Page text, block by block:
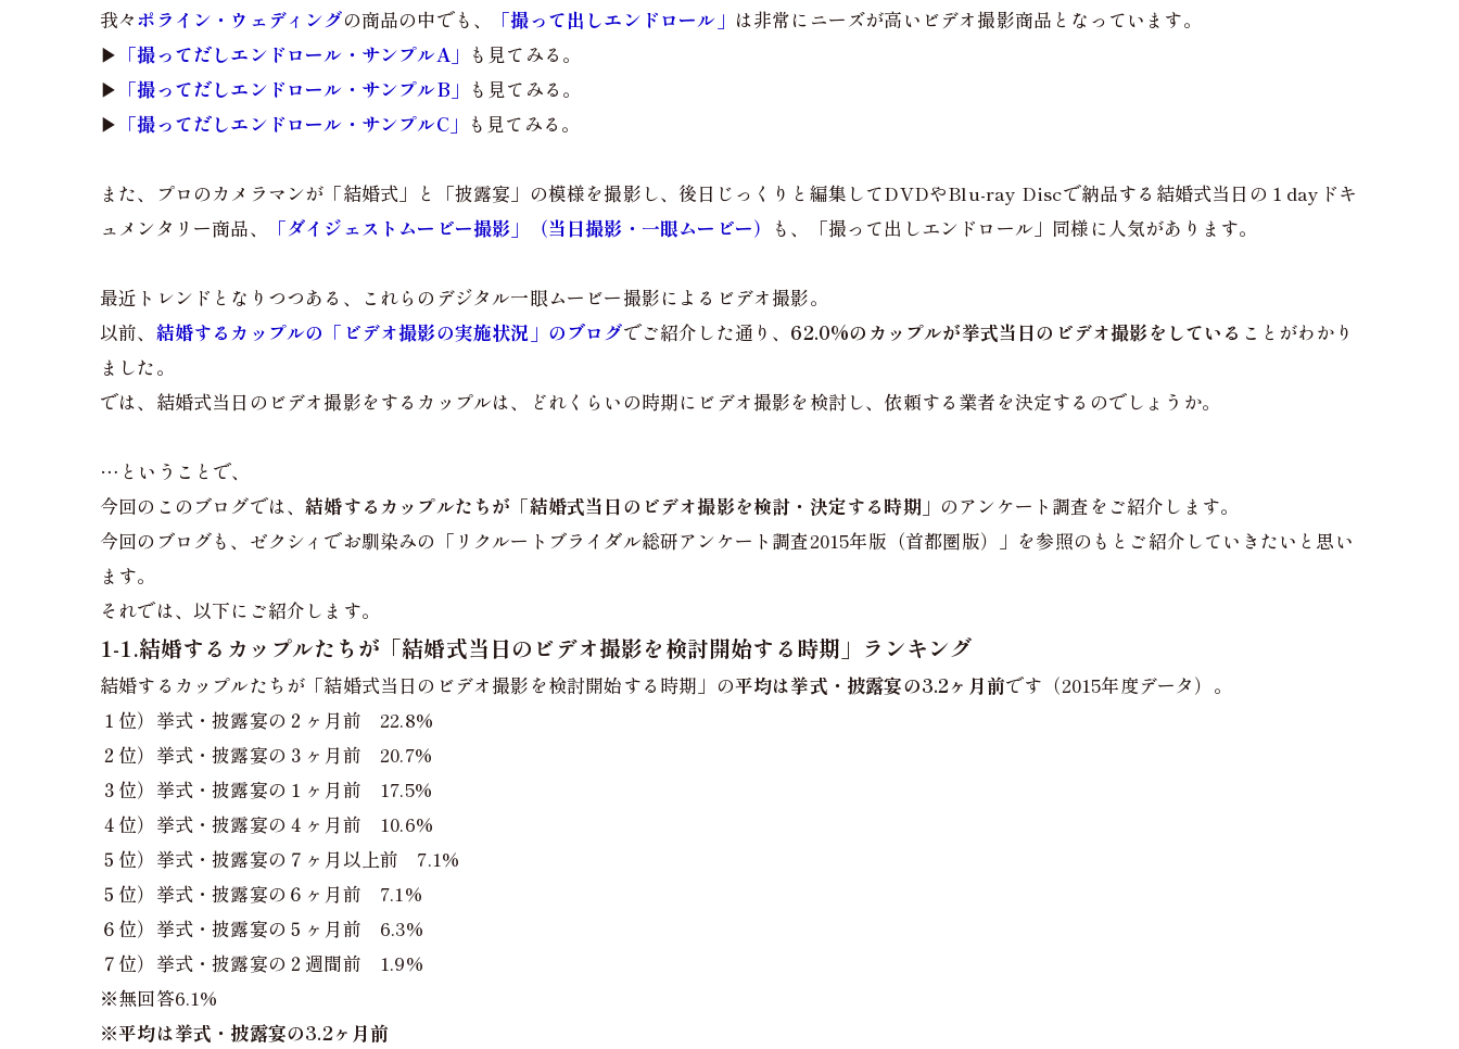
我々ポライン・ウェディングの商品の中でも、 「撮って出しエンドロール」 は非常にニーズが高いビデオ撮影商品となっています。
▶︎ 「撮ってだしエンドロール・サンプルA」 も見てみる。
▶︎ 「撮ってだしエンドロール・サンプルB」 も見てみる。
▶︎ 「撮ってだしエンドロール・サンプルC」 も見てみる。
また、プロのカメラマンが「結婚式」と「披露宴」の模様を撮影し、後日じっくりと編集してDVDやBlu-ray Discで納品する結婚式当日の１dayドキ
ュメンタリー商品、
「ダイジェストムービー撮影」（当日撮影・一眼ムービー） も、「撮って出しエンドロール」同様に人気があります。
最近トレンドとなりつつある、これらのデジタル一眼ムービー撮影によるビデオ撮影。
以前、 結婚するカップルの「ビデオ撮影の実施状況」のブログでご紹介した通り、 62.0%のカップルが挙式当日のビデオ撮影をしている ことがわかり
ました。
では、結婚式当日のビデオ撮影をするカップルは、どれくらいの時期にビデオ撮影を検討し、依頼する業者を決定するのでしょうか。
…ということで、
今回のこのブログでは、結婚するカップルたちが「結婚式当日のビデオ撮影を検討・決定する時期」 のアンケート調査をご紹介します。
今回のブログも、ゼクシィでお馴染みの「リクルートブライダル総研アンケート調査2015年版（首都圏版）」を参照のもとご紹介していきたいと思い
ます。
それでは、以下にご紹介します。
1-1.結婚するカップルたちが「結婚式当日のビデオ撮影を検討開始する時期」ランキング
結婚するカップルたちが「結婚式当日のビデオ撮影を検討開始する時期」の平均は挙式・披露宴の3.2ヶ月前です（2015年度データ）。
１位）挙式・披露宴の２ヶ月前 22.8%
２位）挙式・披露宴の３ヶ月前 20.7%
３位）挙式・披露宴の１ヶ月前 17.5%
４位）挙式・披露宴の４ヶ月前 10.6%
５位）挙式・披露宴の７ヶ月以上前 7.1%
５位）挙式・披露宴の６ヶ月前 7.1%
６位）挙式・披露宴の５ヶ月前 6.3%
７位）挙式・披露宴の２週間前 1.9%
※無回答6.1%
※平均は挙式・披露宴の3.2ヶ月前